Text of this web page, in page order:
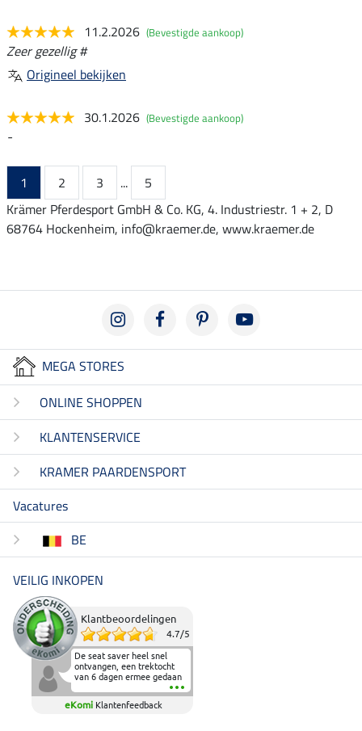
11.2.2026 (Bevestigde aankoop)
Zeer gezellig #
Origineel bekijken
30.1.2026 (Bevestigde aankoop)
-
1 2 3 ...
5
Krämer Pferdesport GmbH & Co. KG, 4. Industriestr. 1 + 2, D
68764 Hockenheim, info@kraemer.de, www.kraemer.de
MEGA STORES
ONLINE SHOPPEN
KLANTENSERVICE
KRAMER PAARDENSPORT
Vacatures
BE
VEILIG INKOPEN
Klantbeoordelingen
4.7/5
De seat saver heel snel
ontvangen, een trektocht
van 6 dagen ermee gedaan
en deze heeft de beproeving
fantastisch doorstaan.
Heerlijk zacht om op te
eKomi Klantenfeedback